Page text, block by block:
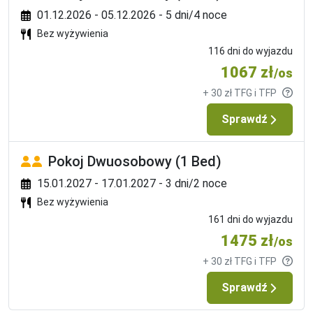
bez wyżywienia lub ze śniadaniem. Śniadanie w formiw
bufetu.
do zapłaty na miejscu ok. 2 € osoba / doba.
Ważne informacje
zakwaterowanie od 13.00, wykwaterowanie do 11.00.
Noclegi, wyżywienie zgodnie z rezerwacją, telefoniczną
opiekę rezydenta. Dodatkowo w przypadku imprez
pakietowych z przelotem, oprócz ww. świadczeń w cenie
01.12.2026 - 05.12.2026 - 5 dni/4 noce
Bez wyżywienia
116 dni do wyjazdu
1067 zł/os
+ 30 zł TFG i TFP
Sprawdź
Pokoj Dwuosobowy (1 Bed)
15.01.2027 - 17.01.2027 - 3 dni/2 noce
Bez wyżywienia
161 dni do wyjazdu
1475 zł/os
+ 30 zł TFG i TFP
Sprawdź